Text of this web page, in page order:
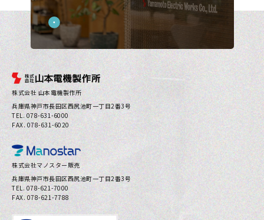
株式会社 山本電機製作所
兵庫県神⼾市⻑⽥区⻄尻池町⼀丁⽬2番3号
TEL. 078-631-6000
FAX. 078-631-6020
株式会社マノスター販売
兵庫県神⼾市⻑⽥区⻄尻池町⼀丁⽬2番3号
TEL. 078-621-7000
FAX. 078-621-7788